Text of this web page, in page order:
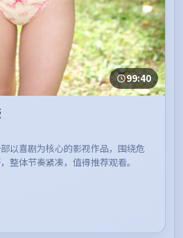
99:40
以喜剧为核心的影视作品，围绕危
整体节奏紧凑，值得推荐观看。